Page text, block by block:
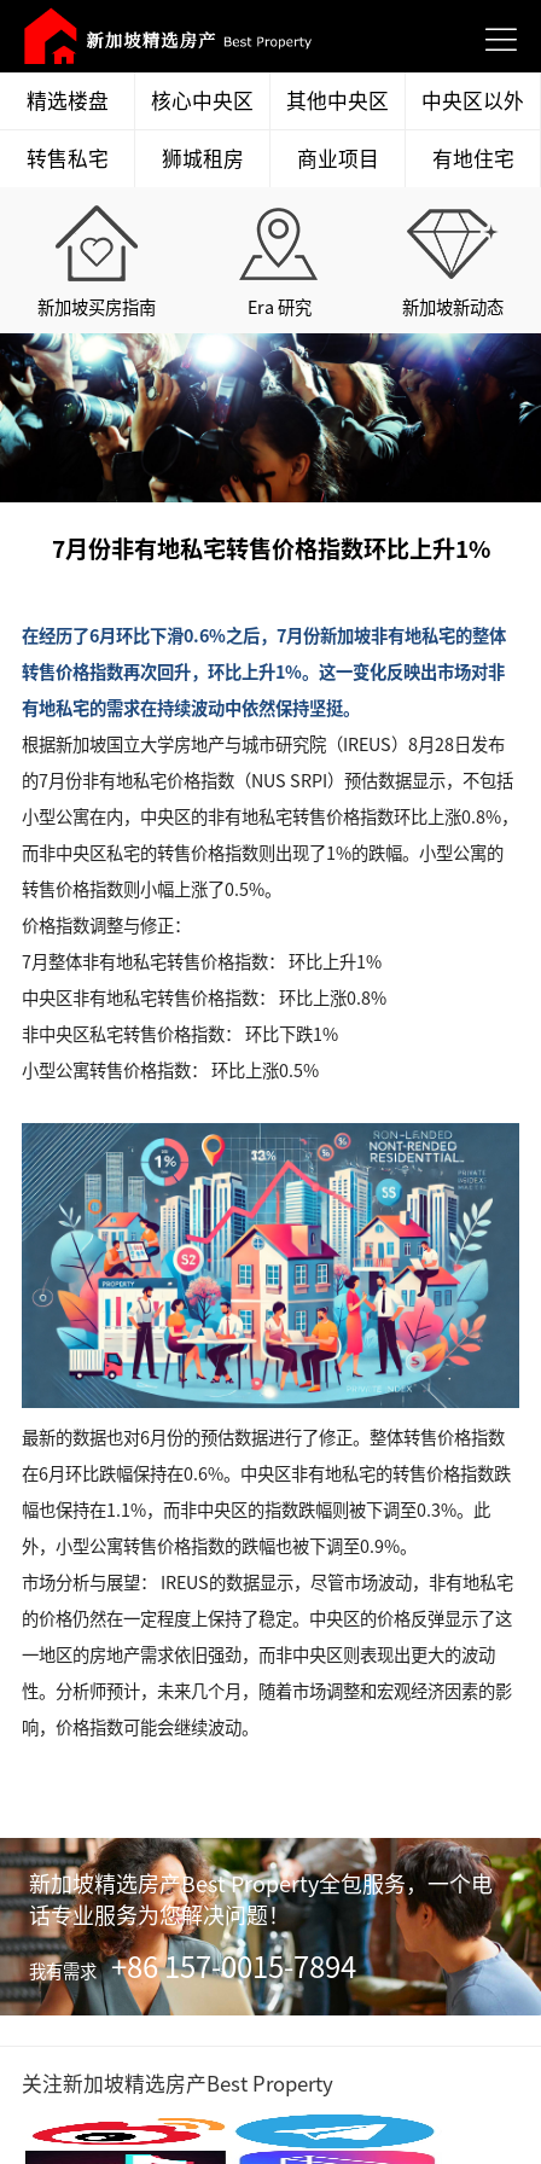
精选楼盘 核心中央区 其他中央区
中央区以外
转售私宅
狮城租房 商业项目 有地住宅
新加坡买房指南 Era 研究 新加坡新动态
7月份非有地私宅转售价格指数环比上升1%
在经历了6月环比下滑0.6%之后，7月份新加坡非有地私宅的整体
转售价格指数再次回升，环比上升1%。这一变化反映出市场对非
有地私宅的需求在持续波动中依然保持坚挺。
根据新加坡国立大学房地产与城市研究院（IREUS）8月28日发布
的7月份非有地私宅价格指数（NUS SRPI）预估数据显示，不包括
小型公寓在内，中央区的非有地私宅转售价格指数环比上涨0.8%，
而非中央区私宅的转售价格指数则出现了1%的跌幅。小型公寓的
转售价格指数则小幅上涨了0.5%。
价格指数调整与修正：
7月整体非有地私宅转售价格指数： 环比上升1%
中央区非有地私宅转售价格指数： 环比上涨0.8%
非中央区私宅转售价格指数： 环比下跌1%
小型公寓转售价格指数： 环比上涨0.5%
最新的数据也对6月份的预估数据进行了修正。整体转售价格指数
在6月环比跌幅保持在0.6%。中央区非有地私宅的转售价格指数跌
幅也保持在1.1%，而非中央区的指数跌幅则被下调至0.3%。此
外，小型公寓转售价格指数的跌幅也被下调至0.9%。
市场分析与展望： IREUS的数据显示，尽管市场波动，非有地私宅
的价格仍然在一定程度上保持了稳定。中央区的价格反弹显示了这
一地区的房地产需求依旧强劲，而非中央区则表现出更大的波动
性。分析师预计，未来几个月，随着市场调整和宏观经济因素的影
响，价格指数可能会继续波动。
新加坡精选房产Best Property全包服务，一个电
话专业服务为您解决问题！
我有需求 +86 157-0015-7894
关注新加坡精选房产Best Property